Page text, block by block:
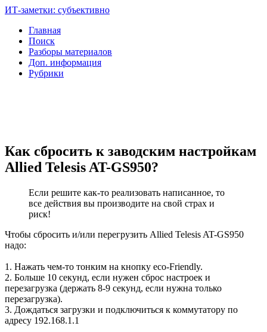
ИТ-заметки: субъективно
Главная
Поиск
Разборы материалов
Доп. информация
Рубрики
Как сбросить к заводским настройкам
Allied Telesis AT-GS950?
Если решите как-то реализовать написанное, то
все действия вы производите на свой страх и
риск!
Чтобы сбросить и/или перегрузить Allied Telesis AT-GS950
надо:
1. Нажать чем-то тонким на кнопку eco-Friendly.
2. Больше 10 секунд, если нужен сброс настроек и
перезагрузка (держать 8-9 секунд, если нужна только
перезагрузка).
3. Дождаться загрузки и подключиться к коммутатору по
адресу 192.168.1.1